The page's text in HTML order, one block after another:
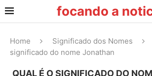
focando a
Home Significado dos Nomes
significado do nome Jonathan
QUAL É O SIGNIFICADO DO